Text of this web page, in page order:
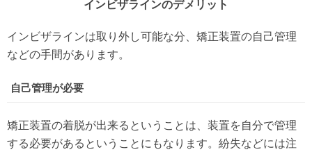
インビザラインのデメリット
インビザラインは取り外し可能な分、矯正装置の自己管理
などの手間があります。
自己管理が必要
矯正装置の着脱が出来るということは、装置を自分で管理
する必要があるということにもなります。紛失などには注